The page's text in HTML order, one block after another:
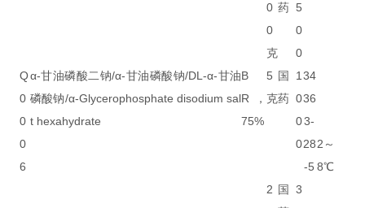
0
0
克
药 5
0
0
Q
0
0
0
6
α-甘油磷酸二钠/α-甘油磷酸钠/DL-α-甘油
磷酸钠/α-Glycerophosphate disodium sal
t hexahydrate
B
R，
75%
5
克
国
药
1
0
0
0
34
36
3-
28
-5
2～
8℃
2 国
3